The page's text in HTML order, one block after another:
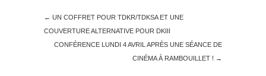
← UN COFFRET POUR TDKR/TDKSA ET UNE
COUVERTURE ALTERNATIVE POUR DKIII
CONFÉRENCE LUNDI 4 AVRIL APRÈS UNE SÉANCE DE
CINÉMA À RAMBOUILLET ! →